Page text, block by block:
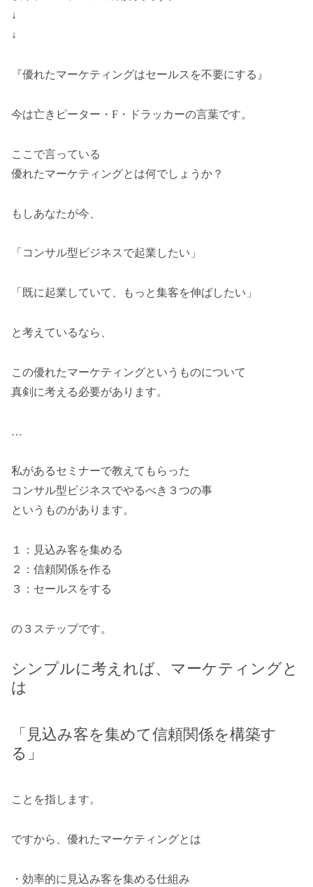
↓
↓
『優れたマーケティングはセールスを不要にする』
今は亡きピーター・F・ドラッカーの言葉です。
ここで言っている
優れたマーケティングとは何でしょうか？
もしあなたが今、
「コンサル型ビジネスで起業したい」
「既に起業していて、もっと集客を伸ばしたい」
と考えているなら、
この優れたマーケティングというものについて
真剣に考える必要があります。
…
私があるセミナーで教えてもらった
コンサル型ビジネスでやるべき３つの事
というものがあります。
１：見込み客を集める
２：信頼関係を作る
３：セールスをする
の３ステップです。
シンプルに考えれば、マーケティングと
は
「見込み客を集めて信頼関係を構築す
る」
ことを指します。
ですから、優れたマーケティングとは
・効率的に見込み客を集める仕組み